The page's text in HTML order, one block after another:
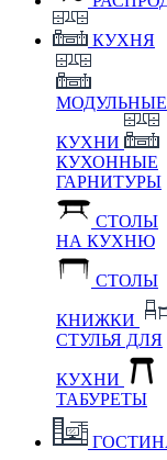
КУХНЯ
МОДУЛЬНЫЕ
КУХНИ
КУХОННЫЕ
ГАРНИТУРЫ
СТОЛЫ
НА КУХНЮ
СТОЛЫ
КНИЖКИ
СТУЛЬЯ ДЛЯ
КУХНИ
ТАБУРЕТЫ